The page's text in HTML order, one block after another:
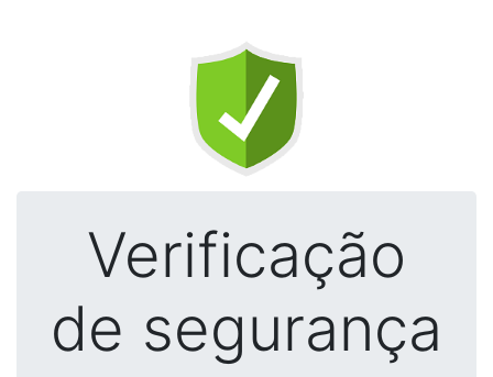
Verificação
de segurança